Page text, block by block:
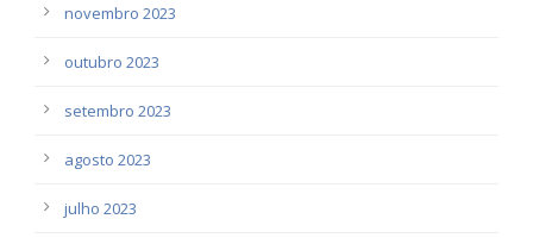
novembro 2023
outubro 2023
setembro 2023
agosto 2023
julho 2023